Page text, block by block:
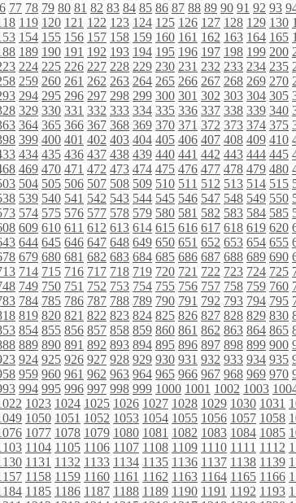
77 78 79 80 81 82 83 84 85 86 87 88 89 90 91 92 93
119 120 121 122 123 124 125 126 127 128 129 130
154 155 156 157 158 159 160 161 162 163 164 165
189 190 191 192 193 194 195 196 197 198 199 200
224 225 226 227 228 229 230 231 232 233 234 235
259 260 261 262 263 264 265 266 267 268 269 270
294 295 296 297 298 299 300 301 302 303 304 305
329 330 331 332 333 334 335 336 337 338 339 340
364 365 366 367 368 369 370 371 372 373 374 375
399 400 401 402 403 404 405 406 407 408 409 410
434 435 436 437 438 439 440 441 442 443 444 445
469 470 471 472 473 474 475 476 477 478 479 480
504 505 506 507 508 509 510 511 512 513 514 515
539 540 541 542 543 544 545 546 547 548 549 550
574 575 576 577 578 579 580 581 582 583 584 585
609 610 611 612 613 614 615 616 617 618 619 620
644 645 646 647 648 649 650 651 652 653 654 655
679 680 681 682 683 684 685 686 687 688 689 690
714 715 716 717 718 719 720 721 722 723 724 725
749 750 751 752 753 754 755 756 757 758 759 760
784 785 786 787 788 789 790 791 792 793 794 795
819 820 821 822 823 824 825 826 827 828 829 830
854 855 856 857 858 859 860 861 862 863 864 865
889 890 891 892 893 894 895 896 897 898 899 900
924 925 926 927 928 929 930 931 932 933 934 935
959 960 961 962 963 964 965 966 967 968 969 970
994 995 996 997 998 999 1000 1001 1002 1003
1023 1024 1025 1026 1027 1028 1029 1030 1031
1050 1051 1052 1053 1054 1055 1056 1057 1058
1077 1078 1079 1080 1081 1082 1083 1084 1085
1104 1105 1106 1107 1108 1109 1110 1111 1112
1131 1132 1133 1134 1135 1136 1137 1138 1139
1158 1159 1160 1161 1162 1163 1164 1165 1166
1185 1186 1187 1188 1189 1190 1191 1192 1193